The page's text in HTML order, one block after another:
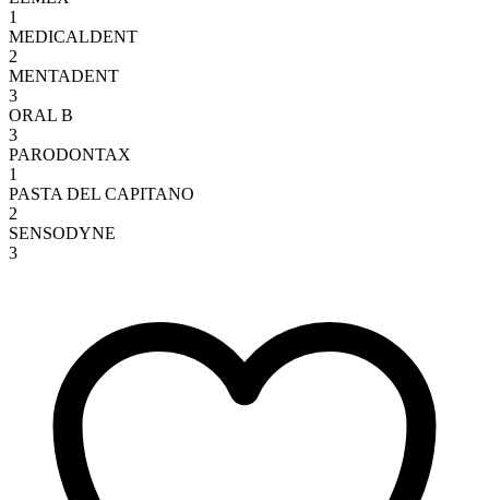
1
MEDICALDENT
2
MENTADENT
3
ORAL B
3
PARODONTAX
1
PASTA DEL CAPITANO
2
SENSODYNE
3